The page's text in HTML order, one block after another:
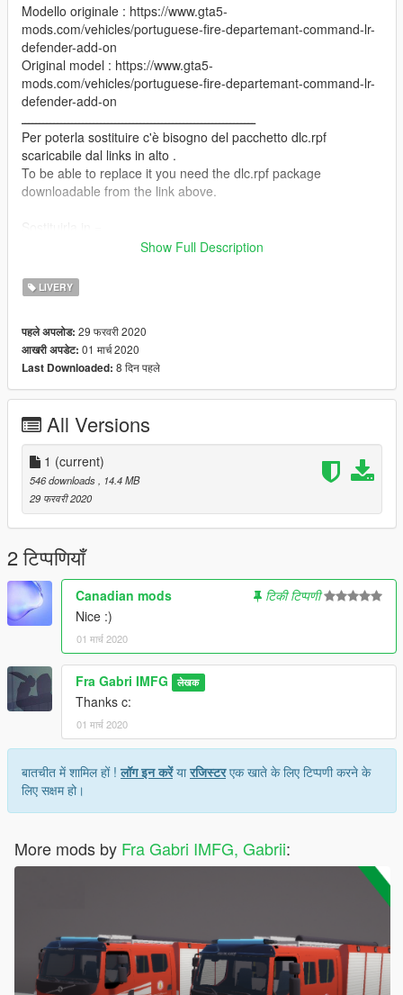
Modello originale : https://www.gta5-
mods.com/vehicles/portuguese-fire-departemant-command-lr-
defender-add-on
Original model : https://www.gta5-
mods.com/vehicles/portuguese-fire-departemant-command-lr-
defender-add-on
ـــــــــــــــــــــــــــــــــــــــــــــــــــــــــــــــــ
Per poterla sostituire c'è bisogno del pacchetto dlc.rpf
scaricabile dal links in alto .
To be able to replace it you need the dlc.rpf package
downloadable from the link above.
Replace in the=
OPEN IV/Defender/dlc.rpf/x64/vehicles.rpf/REPLACE THE
FILES
Sostituire i file
Replace the files
>Replace:emsdef
Show Full Description
LIVERY
पहले अपलोड: 29 फरवरी 2020
आखरी अपडेट: 01 मार्च 2020
Last Downloaded: 8 दिन पहले
All Versions
1 (current)
546 downloads
, 14.4 MB
29 फरवरी 2020
2 टिप्पणियाँ
Canadian mods
टिकी टिप्पणी
Nice :)
01 मार्च 2020
Fra Gabri IMFG लेखक
Thanks c:
01 मार्च 2020
बातचीत में शामिल हों !लॉग इन करेंयारजिस्टरएक खाते के लिए टिप्पणी करने के
लिए सक्षम हो।
More mods by Fra Gabri IMFG, Gabrii: